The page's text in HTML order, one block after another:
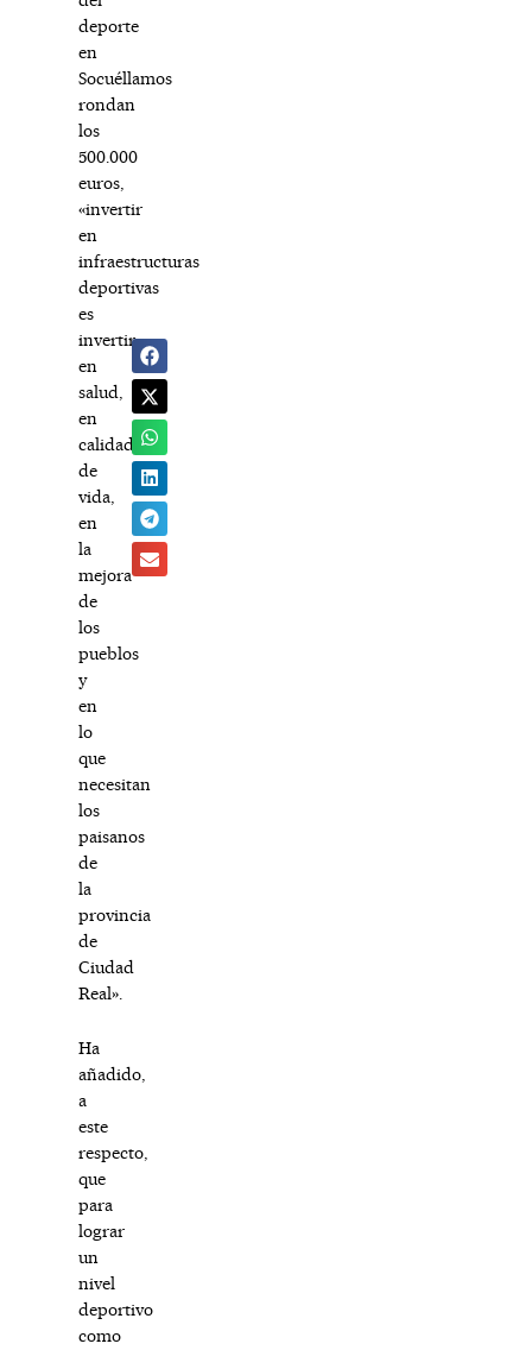
deporte
en
Socuéllamos
rondan
los
500.000
euros,
«invertir
en
infraestructuras
deportivas
es
invertir
en
salud,
en
calidad
de
vida,
en
la
mejora
de
los
pueblos
y
en
lo
que
necesitan
los
paisanos
de
la
provincia
de
Ciudad
Real».
Ha
añadido,
a
este
respecto,
que
para
lograr
un
nivel
deportivo
como